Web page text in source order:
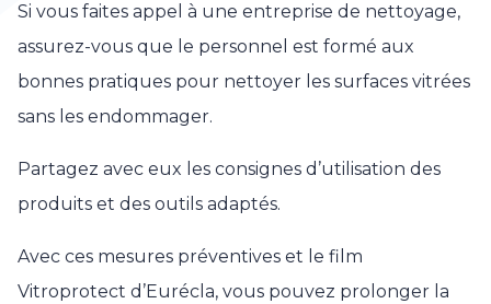
Si vous faites appel à une entreprise de nettoyage,
assurez-vous que le personnel est formé aux
bonnes pratiques pour nettoyer les surfaces vitrées
sans les endommager.
Partagez avec eux les consignes d’utilisation des
produits et des outils adaptés.
Avec ces mesures préventives et le film
Vitroprotect d’Eurécla, vous pouvez prolonger la